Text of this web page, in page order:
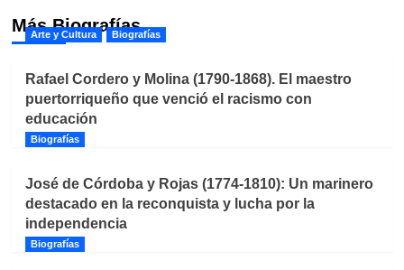
Más Biografías
Arte y Cultura Biografías
Rafael Cordero y Molina (1790-1868). El maestro
puertorriqueño que venció el racismo con
educación
Biografías
José de Córdoba y Rojas (1774-1810): Un marinero
destacado en la reconquista y lucha por la
independencia
Biografías